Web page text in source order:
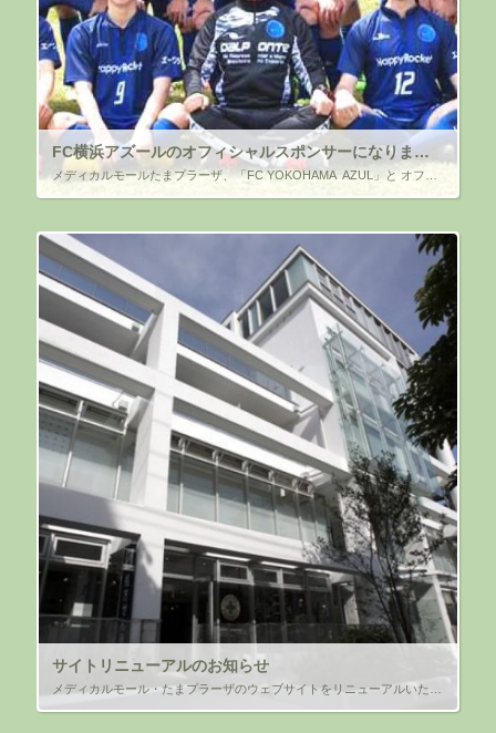
FC横浜アズールのオフィシャルスポンサーになりました
サイトリニューアルのお知らせ